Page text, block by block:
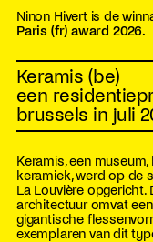
Ninon Hivert is de
Paris (fr) award 2026.
Keramis (be)
een
brussels in juli
Keramis, een
keramiek, werd op de
La Louvière opgericht.
architectuur omvat
gigantische
exemplaren van dit